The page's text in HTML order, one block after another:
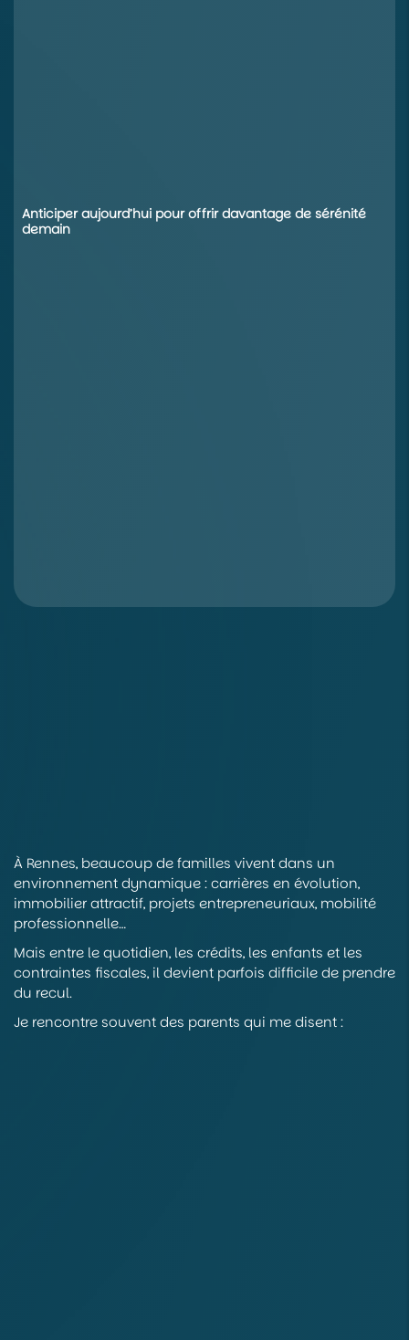
Anticiper aujourd’hui pour offrir davantage de sérénité
demain
À Rennes, beaucoup de familles vivent dans un
environnement dynamique : carrières en évolution,
immobilier attractif, projets entrepreneuriaux, mobilité
professionnelle…
Mais entre le quotidien, les crédits, les enfants et les
contraintes fiscales, il devient parfois difficile de prendre
du recul.
Je rencontre souvent des parents qui me disent :